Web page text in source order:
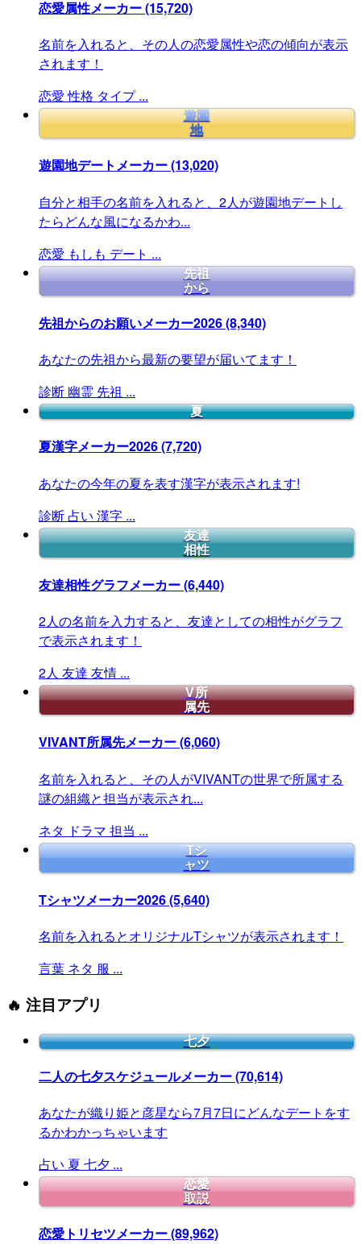
恋愛属性メーカー(15,720)
名前を入れると、その人の恋愛属性や恋の傾向が表示
されます！
恋愛 性格 タイプ ...
遊園
地
遊園地デートメーカー(13,020)
自分と相手の名前を入れると、2人が遊園地デートし
たらどんな風になるかわ...
恋愛 もしも デート ...
先祖
から
先祖からのお願いメーカー2026(8,340)
あなたの先祖から最新の要望が届いてます！
診断 幽霊 先祖 ...
夏
夏漢字メーカー2026(7,720)
あなたの今年の夏を表す漢字が表示されます!
診断 占い 漢字 ...
友達
相性
友達相性グラフメーカー(6,440)
2人の名前を入力すると、友達としての相性がグラフ
で表示されます！
2人 友達 友情 ...
V所
属先
VIVANT所属先メーカー(6,060)
名前を入れると、その人がVIVANTの世界で所属する
謎の組織と担当が表示され...
ネタ ドラマ 担当 ...
Tシ
ャツ
Tシャツメーカー2026(5,640)
名前を入れるとオリジナルTシャツが表示されます！
言葉 ネタ 服 ...
🔥 注目アプリ
七夕
二人の七夕スケジュールメーカー(70,614)
あなたが織り姫と彦星なら7月7日にどんなデートをす
るかわかっちゃいます
占い 夏 七夕 ...
恋愛
取説
恋愛トリセツメーカー(89,962)